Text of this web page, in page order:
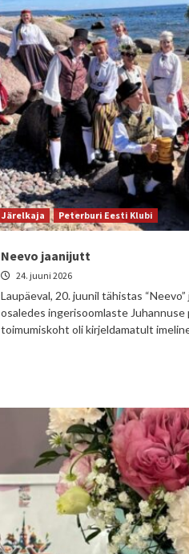
Järelkaja Peterburi Eesti Klubi
Neevo jaanijutt
24. juuni 2026
Laupäeval, 20. juunil tähistas “Neevo”
osaledes ingerisoomlaste Juhannuse
toimumiskoht oli kirjeldamatult